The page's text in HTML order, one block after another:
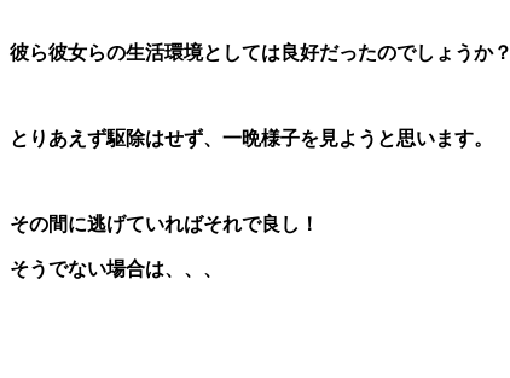
彼ら彼女らの生活環境としては良好だったのでしょうか？
とりあえず駆除はせず、一晩様子を見ようと思います。
その間に逃げていればそれで良し！
そうでない場合は、、、